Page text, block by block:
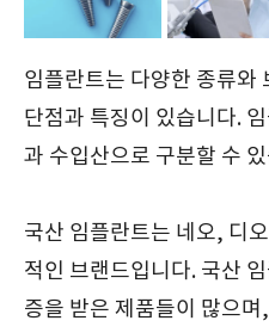
임플란트는 다양한 종류와
단점과 특징이 있습니다.
과 수입산으로 구분할 수
국산 임플란트는 네오, 디
적인 브랜드입니다. 국산
증을 받은 제품들이 많으